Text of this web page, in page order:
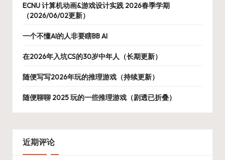
ECNU 计算机动画&游戏设计实践 2026春季学期
（2026/06/02更新）
一个不懂AI的人非要瞎BB AI
在2026年入坑CS的30岁中年人（长期更新）
随便写写2026年玩的推理游戏（持续更新）
随便聊聊 2025 玩的一些推理游戏（剧透已折叠）
近期评论